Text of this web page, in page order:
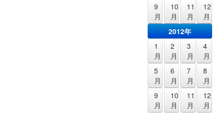
9
月
10
月
11
月
12
月
2012年
1
月
2
月
3
月
4
月
5
月
6
月
7
月
8
月
9
月
10
月
11
月
12
月